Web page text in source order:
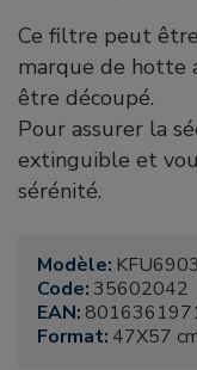
Ce filtre peut
marque de hotte
être découpé.
Pour assurer la
extinguible et
sérénité.
Modèle: KFU6903
Code: 35602042
EAN:
Format: 47X57